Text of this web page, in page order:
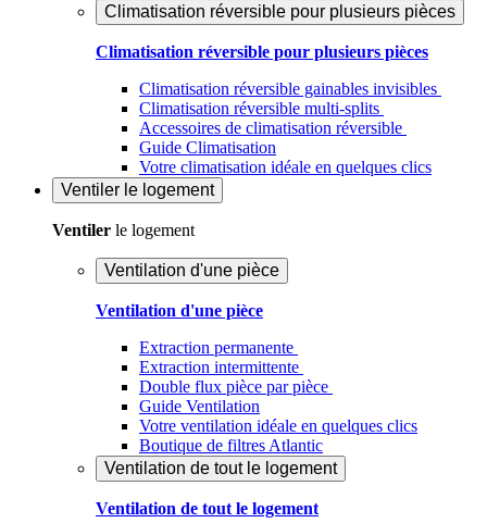
Climatisation réversible pour plusieurs pièces
Climatisation réversible pour plusieurs pièces
Climatisation réversible gainables invisibles
Climatisation réversible multi-splits
Accessoires de climatisation réversible
Guide Climatisation
Votre climatisation idéale en quelques clics
Ventiler le logement
Ventiler le logement
Ventilation d'une pièce
Ventilation d'une pièce
Extraction permanente
Extraction intermittente
Double flux pièce par pièce
Guide Ventilation
Votre ventilation idéale en quelques clics
Boutique de filtres Atlantic
Ventilation de tout le logement
Ventilation de tout le logement